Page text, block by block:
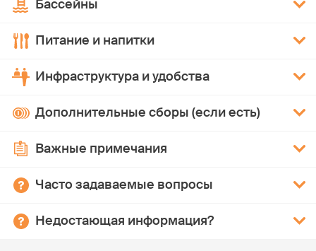
Бассейны
Питание и напитки
Инфраструктура и удобства
Дополнительные сборы (если есть)
Важные примечания
Часто задаваемые вопросы
Недостающая информация?